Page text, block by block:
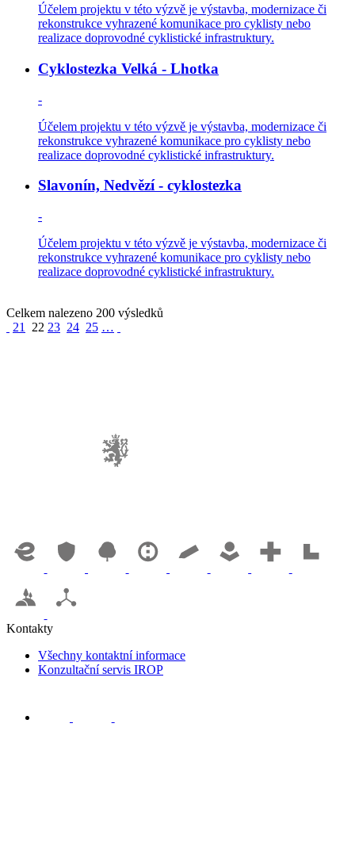
Účelem projektu v této výzvě je výstavba, modernizace či
rekonstrukce vyhrazené komunikace pro cyklisty nebo
realizace doprovodné cyklistické infrastruktury.
Cyklostezka Velká - Lhotka
-
Účelem projektu v této výzvě je výstavba, modernizace či
rekonstrukce vyhrazené komunikace pro cyklisty nebo
realizace doprovodné cyklistické infrastruktury.
Slavonín, Nedvězí - cyklostezka
-
Účelem projektu v této výzvě je výstavba, modernizace či
rekonstrukce vyhrazené komunikace pro cyklisty nebo
realizace doprovodné cyklistické infrastruktury.
Celkem nalezeno 200 výsledků
21
22 23 24 25 …
Kontakty
Všechny kontaktní informace
Konzultační servis IROP